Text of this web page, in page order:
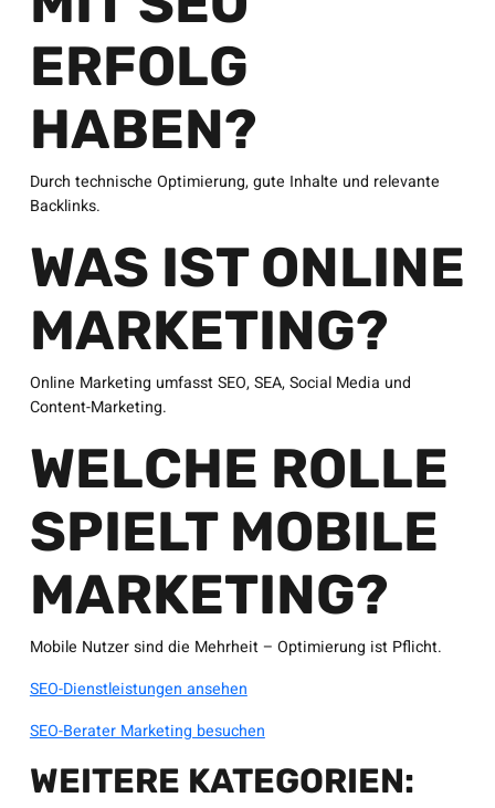
ERFOLG
HABEN?
Durch technische Optimierung, gute Inhalte und relevante
Backlinks.
WAS IST ONLINE
MARKETING?
Online Marketing umfasst SEO, SEA, Social Media und
Content-Marketing.
WELCHE ROLLE
SPIELT MOBILE
MARKETING?
Mobile Nutzer sind die Mehrheit – Optimierung ist Pflicht.
SEO-Dienstleistungen ansehen
SEO-Berater Marketing besuchen
WEITERE KATEGORIEN: